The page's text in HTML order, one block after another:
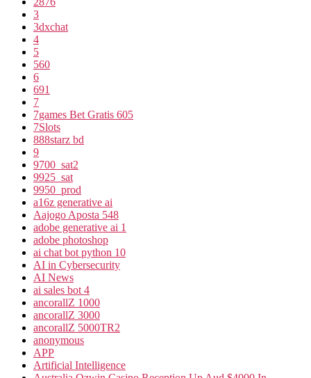
3
3dxchat
4
5
560
6
691
7
7games Bet Gratis 605
7Slots
888starz bd
9
9700_sat2
9925_sat
9950_prod
a16z generative ai
Aajogo Aposta 548
adobe generative ai 1
adobe photoshop
ai chat bot python 10
AI in Cybersecurity
AI News
ai sales bot 4
ancorallZ 1000
ancorallZ 3000
ancorallZ 5000TR2
anonymous
APP
Artificial Intelligence